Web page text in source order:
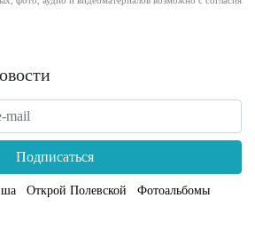
Подписаться
Открой Полевской
Фотоальбомы